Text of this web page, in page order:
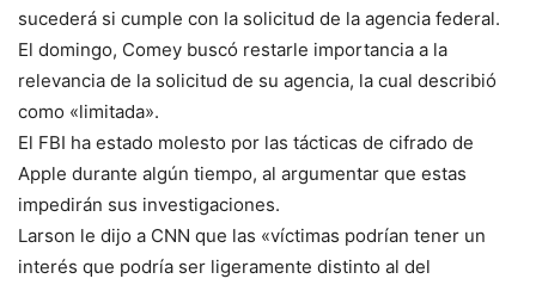
sucederá si cumple con la solicitud de la agencia federal.
El domingo, Comey buscó restarle importancia a la
relevancia de la solicitud de su agencia, la cual describió
como «limitada».
El FBI ha estado molesto por las tácticas de cifrado de
Apple durante algún tiempo, al argumentar que estas
impedirán sus investigaciones.
Larson le dijo a CNN que las «víctimas podrían tener un
interés que podría ser ligeramente distinto al del